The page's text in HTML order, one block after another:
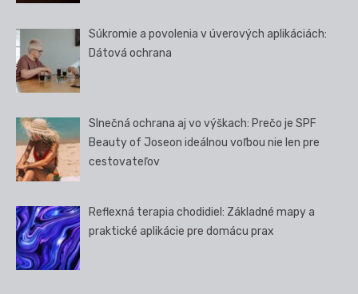
Súkromie a povolenia v úverových aplikáciách:
Dátová ochrana
Slnečná ochrana aj vo výškach: Prečo je SPF
Beauty of Joseon ideálnou voľbou nie len pre
cestovateľov
Reflexná terapia chodidiel: Základné mapy a
praktické aplikácie pre domácu prax